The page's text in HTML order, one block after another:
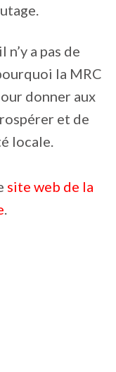
a pas de
la MRC
donner aux
et de
locale.
site web de la